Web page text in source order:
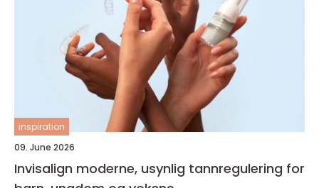
inspiration
09. June 2026
Invisalign moderne, usynlig tannregulering for